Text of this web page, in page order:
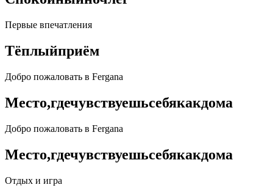
Первые впечатления
Тёплыйприём
Добро пожаловать в Fergana
Место,гдечувствуешьсебякакдома
Добро пожаловать в Fergana
Место,гдечувствуешьсебякакдома
Отдых и игра